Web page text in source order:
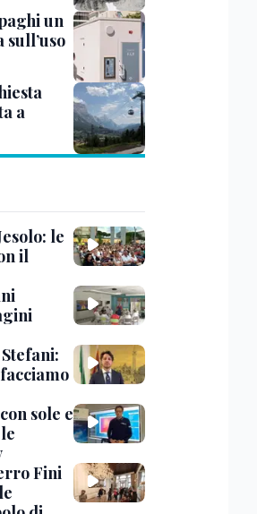
un
sull’uso
a
le
il
sole e
Fini